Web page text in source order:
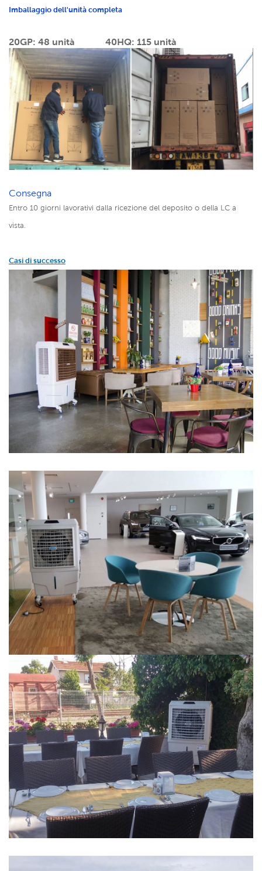
Imballaggio dell'unità completa
20GP: 48 unità 40HQ: 115 unità
Consegna
Entro 10 giorni lavorativi dalla ricezione del deposito o della LC a
vista.
Casi di successo